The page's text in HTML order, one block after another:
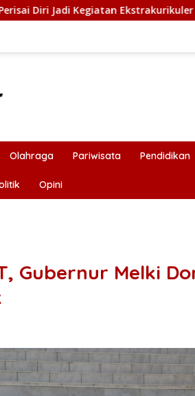
Fiskal NTT
Olahraga Pariwisata Pendidikan
Opini
Gubernur Melki